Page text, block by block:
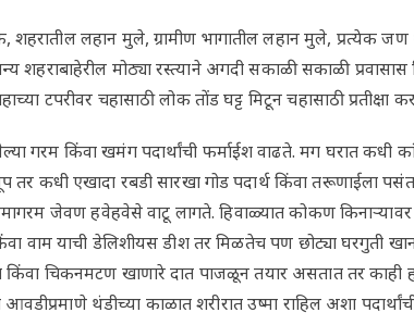
शहरातील लहान मुले, ग्रामीण भागातील लहान मुले, प्रत्येक
मोठ्या रस्त्याने अगदी सकाळी सकाळी
टपरीवर चहासाठी लोक तोंड घट्ट मिटून चहासाठी प्रतीक्षा
गरम किंवा खमंग पदार्थांची फर्माईश वाढते. मग घरात कधी
तर कधी एखादा रबडी सारखा गोड पदार्थ किंवा तरूणाईला
जेवण हवेहवेसे वाटू लागते. हिवाळ्यात कोकण किनाऱ्यावर
वाम याची डेलिशीयस डीश तर मिळतेच पण छोट्या घरगुती
किंवा चिकनमटण खाणारे दात पाजळून तयार असतात तर काही
थंडीच्या काळात शरीरात उष्मा राहिल अशा